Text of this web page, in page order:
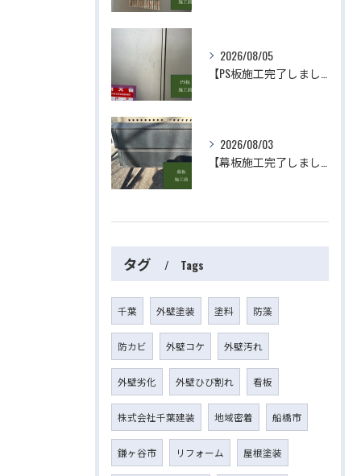
2026/08/05
2026/08/03
タグ Tags
千葉 外壁塗装 塗料 防藻
防カビ 外壁コケ 外壁汚れ
外壁劣化 外壁ひび割れ 看板
株式会社千葉建装 地域密着 船橋市
鎌ヶ谷市 リフォーム 屋根塗装